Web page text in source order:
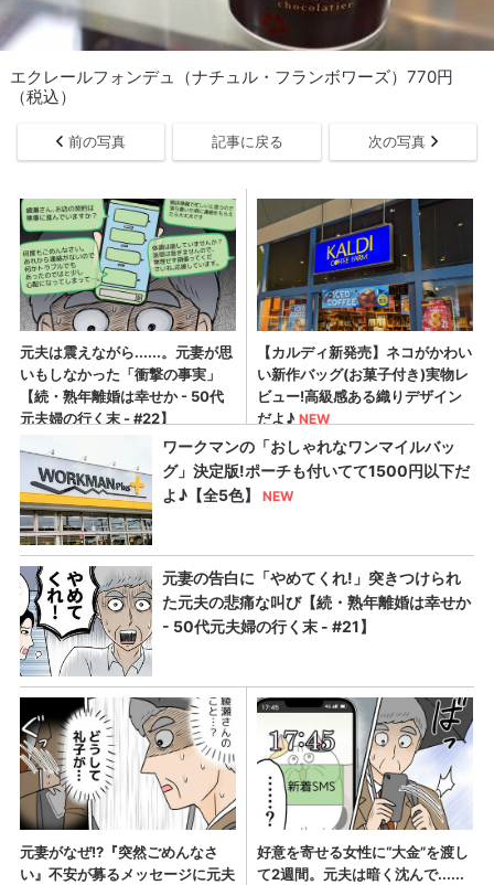
エクレールフォンデュ（ナチュル・フランボワーズ）770円
（税込）
前の写真 記事に戻る 次の写真